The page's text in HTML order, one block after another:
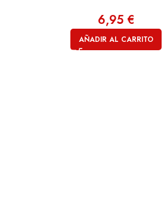
6,95 €
AÑADIR AL CARRITO